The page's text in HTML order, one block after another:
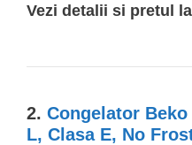
Vezi detalii si pretul
2. Congelator Beko
L, Clasa E, No